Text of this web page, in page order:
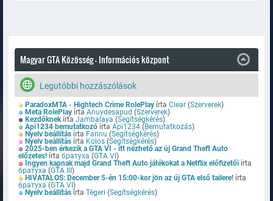
Magyar GTA Közösség - Információs központ
Legutóbbi hozzászólások
ParadoxMTA - Hightech Crime RolePlay írta Clear (Szerverek)
Meta RolePlay írta Anuydesapud (Szerverek)
Kezdőknek írta Jambalaya (Segítségkérés)
Api1234 bemutatkozó írta Api1234 (Bemutatkozás)
Nyelv beállítás írta Fannu (Segítségkérés)
Nyelv beállítás írta Kolos (Segítségkérés)
2025-ben érkezik a GTA VI - itt nézhető az új Grand Theft Auto
előzetes! írta братуха (GTA VI )
Ingyen kapnak majd Grand Theft Auto játékokat a Netflix előfizetői írta
братуха (GTA III )
HIVATALOS: December 5-én 15:00-kor jön az új GTA első tailere! írta
братуха (GTA VI )
Nyelv beállítás írta Tégeri (Segítségkérés)